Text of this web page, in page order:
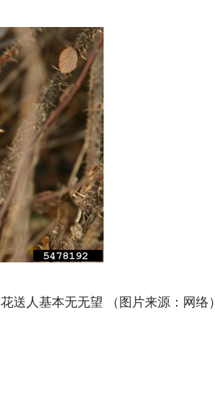
送人基本无无望 （图片来源：网络）